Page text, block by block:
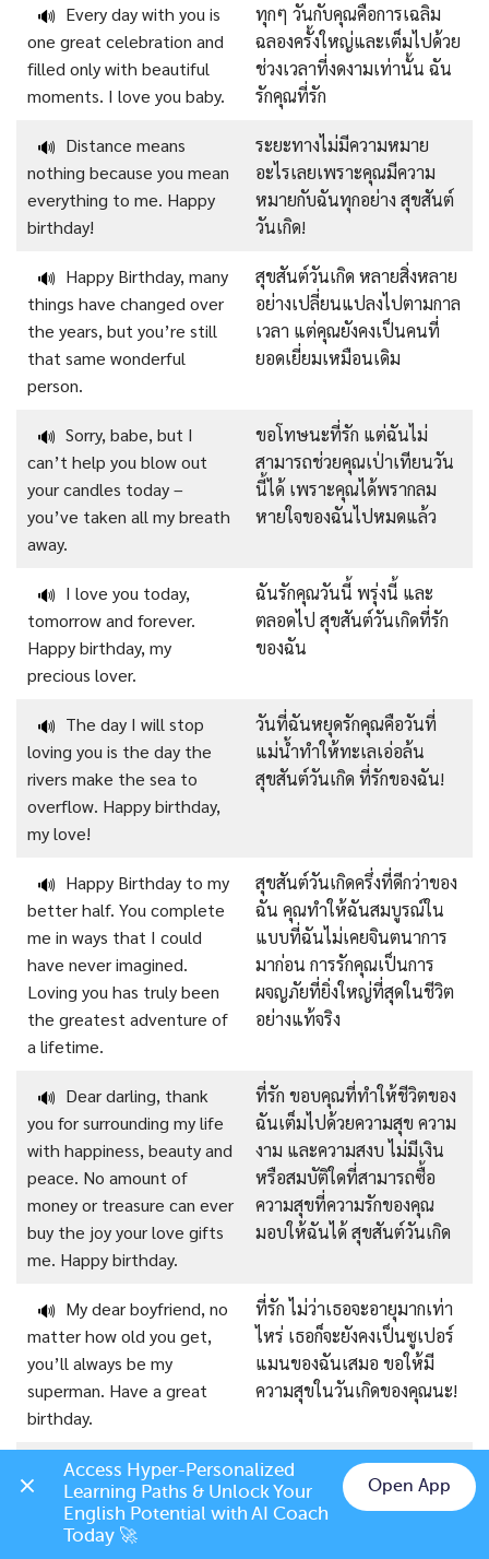
🔊 Every day with you is
one great celebration and
filled only with beautiful
moments. I love you baby.
ทุกๆ วันกับคุณคือการเฉลิม
ฉลองครั้งใหญ่และเต็มไปด้วย
ช่วงเวลาที่งดงามเท่านั้น ฉัน
รักคุณที่รัก
🔊 Distance means
nothing because you mean
everything to me. Happy
birthday!
ระยะทางไม่มีความหมาย
อะไรเลยเพราะคุณมีความ
หมายกับฉันทุกอย่าง สุขสันต์
วันเกิด!
🔊 Happy Birthday, many
things have changed over
the years, but you’re still
that same wonderful
person.
สุขสันต์วันเกิด หลายสิ่งหลาย
อย่างเปลี่ยนแปลงไปตามกาล
เวลา แต่คุณยังคงเป็นคนที่
ยอดเยี่ยมเหมือนเดิม
🔊 Sorry, babe, but I
can’t help you blow out
your candles today –
you’ve taken all my breath
away.
ขอโทษนะที่รัก แต่ฉันไม่
สามารถช่วยคุณเป่าเทียนวัน
นี้ได้ เพราะคุณได้พรากลม
หายใจของฉันไปหมดแล้ว
🔊 I love you today,
tomorrow and forever.
Happy birthday, my
precious lover.
ฉันรักคุณวันนี้ พรุ่งนี้ และ
ตลอดไป สุขสันต์วันเกิดที่รัก
ของฉัน
🔊 The day I will stop
loving you is the day the
rivers make the sea to
overflow. Happy birthday,
my love!
วันที่ฉันหยุดรักคุณคือวันที่
แม่น้ำทำให้ทะเลเอ่อล้น
สุขสันต์วันเกิด ที่รักของฉัน!
🔊 Happy Birthday to my
better half. You complete
me in ways that I could
have never imagined.
Loving you has truly been
the greatest adventure of
a lifetime.
สุขสันต์วันเกิดครึ่งที่ดีกว่าของ
ฉัน คุณทำให้ฉันสมบูรณ์ใน
แบบที่ฉันไม่เคยจินตนาการ
มาก่อน การรักคุณเป็นการ
ผจญภัยที่ยิ่งใหญ่ที่สุดในชีวิต
อย่างแท้จริง
🔊 Dear darling, thank
you for surrounding my life
with happiness, beauty and
peace. No amount of
money or treasure can ever
buy the joy your love gifts
me. Happy birthday.
ที่รัก ขอบคุณที่ทำให้ชีวิตของ
ฉันเต็มไปด้วยความสุข ความ
งาม และความสงบ ไม่มีเงิน
หรือสมบัติใดที่สามารถซื้อ
ความสุขที่ความรักของคุณ
มอบให้ฉันได้ สุขสันต์วันเกิด
🔊 My dear boyfriend, no
matter how old you get,
you’ll always be my
superman. Have a great
birthday.
ที่รัก ไม่ว่าเธอจะอายุมากเท่า
ไหร่ เธอก็จะยังคงเป็นซูเปอร์
แมนของฉันเสมอ ขอให้มี
ความสุขในวันเกิดของคุณนะ!
Sweet baby, you have
no idea how much I wish
you were here with me on
this special day. I hope you
ที่รัก คุณไม่รู้เลยว่าฉัน
ปรารถนาให้คุณอยู่ที่นี่กับฉัน
ในวันพิเศษนี้มากแค่ไหน ฉัน
Chat on LINE
Access Hyper-Personalized
Learning Paths & Unlock Your
English Potential with AI Coach
Today 🚀
Open App